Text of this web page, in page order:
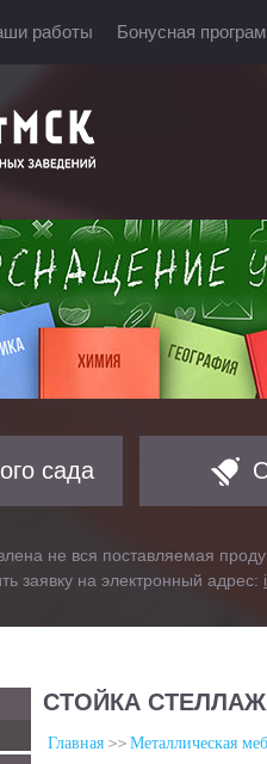
работы Бонусная
сада
не вся поставляемая
заявку на электронный адрес:
СТОЙКА
Главная Металлическая